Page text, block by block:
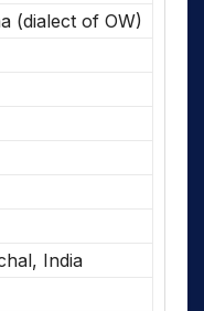
(dialect of OW)
India